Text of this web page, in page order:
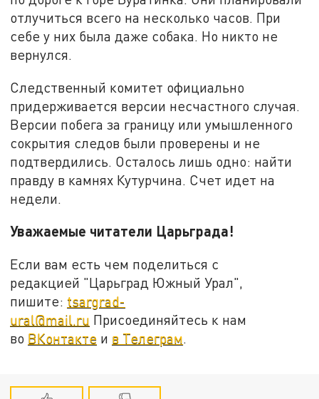
отлучиться всего на несколько часов. При
себе у них была даже собака. Но никто не
вернулся.
Следственный комитет официально
придерживается версии несчастного случая.
Версии побега за границу или умышленного
сокрытия следов были проверены и не
подтвердились. Осталось лишь одно: найти
правду в камнях Кутурчина. Счет идет на
недели.
Уважаемые читатели Царьграда!
Если вам есть чем поделиться с
редакцией "Царьград Южный Урал",
пишите: tsargrad-
ural@mail.ru Присоединяйтесь к нам
во ВКонтакте и в Телеграм.